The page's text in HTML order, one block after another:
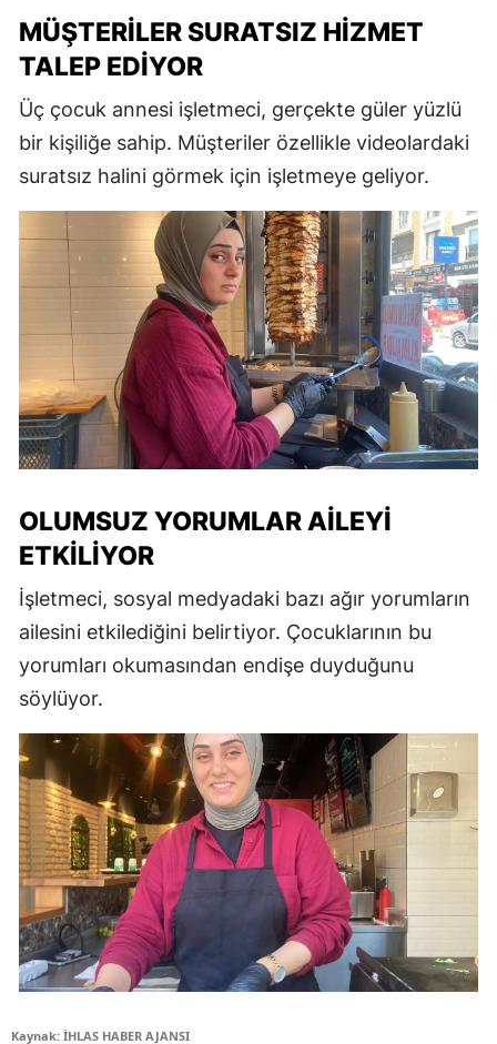
MÜŞTERILER SURATSIZ HIZMET
TALEP EDIYOR
Üç çocuk annesi işletmeci, gerçekte güler yüzlü
bir kişiliğe sahip. Müşteriler özellikle videolardaki
suratsız halini görmek için işletmeye geliyor.
OLUMSUZ YORUMLAR AILEYI
ETKILIYOR
İşletmeci, sosyal medyadaki bazı ağır yorumların
ailesini etkilediğini belirtiyor. Çocuklarının bu
yorumları okumasından endişe duyduğunu
söylüyor.
Kaynak: İHLAS HABER AJANSI